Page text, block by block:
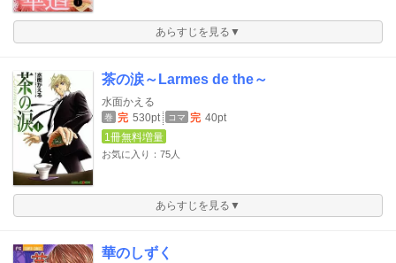
あらすじを見る▼
茶の涙～Larmes de the～
水面かえる
巻 完 530pt コマ 完 40pt
1冊無料増量
お気に入り：75人
あらすじを見る▼
華のしずく